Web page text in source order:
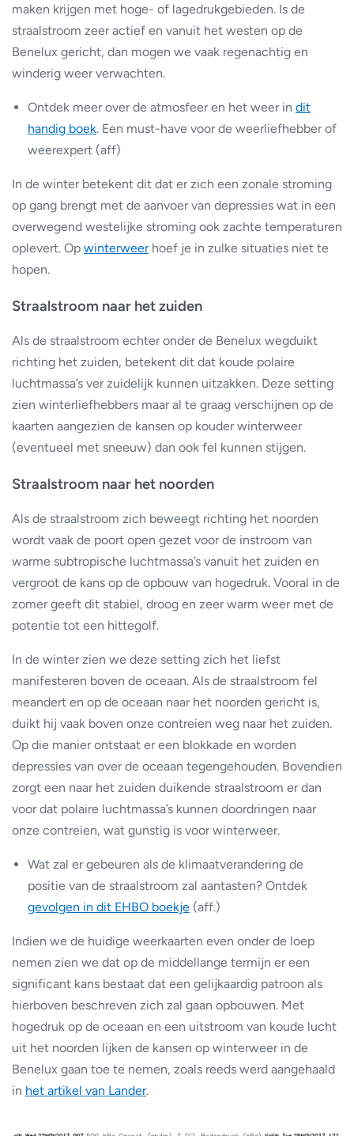
maken krijgen met hoge- of lagedrukgebieden. Is de
straalstroom zeer actief en vanuit het westen op de
Benelux gericht, dan mogen we vaak regenachtig en
winderig weer verwachten.
Ontdek meer over de atmosfeer en het weer in dit
handig boek. Een must-have voor de weerliefhebber of
weerexpert (aff)
In de winter betekent dit dat er zich een zonale stroming
op gang brengt met de aanvoer van depressies wat in een
overwegend westelijke stroming ook zachte temperaturen
oplevert. Op winterweerhoef je in zulke situaties niet te
hopen.
Straalstroom naar het zuiden
Als de straalstroom echter onder de Benelux wegduikt
richting het zuiden, betekent dit dat koude polaire
luchtmassa’s ver zuidelijk kunnen uitzakken. Deze setting
zien winterliefhebbers maar al te graag verschijnen op de
kaarten aangezien de kansen op kouder winterweer
(eventueel met sneeuw) dan ook fel kunnen stijgen.
Straalstroom naar het noorden
Als de straalstroom zich beweegt richting het noorden
wordt vaak de poort open gezet voor de instroom van
warme subtropische luchtmassa’s vanuit het zuiden en
vergroot de kans op de opbouw van hogedruk. Vooral in de
zomer geeft dit stabiel, droog en zeer warm weer met de
potentie tot een hittegolf.
In de winter zien we deze setting zich het liefst
manifesteren boven de oceaan. Als de straalstroom fel
meandert en op de oceaan naar het noorden gericht is,
duikt hij vaak boven onze contreien weg naar het zuiden.
Op die manier ontstaat er een blokkade en worden
depressies van over de oceaan tegengehouden. Bovendien
zorgt een naar het zuiden duikende straalstroom er dan
voor dat polaire luchtmassa’s kunnen doordringen naar
onze contreien, wat gunstig is voor winterweer.
Wat zal er gebeuren als de klimaatverandering de
positie van de straalstroom zal aantasten? Ontdek
gevolgen in dit EHBO boekje (aff.)
Indien we de huidige weerkaarten even onder de loep
nemen zien we dat op de middellange termijn er een
significant kans bestaat dat een gelijkaardig patroon als
hierboven beschreven zich zal gaan opbouwen. Met
hogedruk op de oceaan en een uitstroom van koude lucht
uit het noorden lijken de kansen op winterweer in de
Benelux gaan toe te nemen, zoals reeds werd aangehaald
in het artikel van Lander.